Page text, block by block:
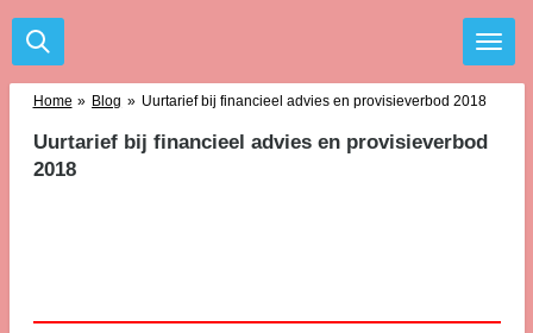
Ga
direct
Home » Blog » Uurtarief bij financieel advies en provisieverbod 2018
Uurtarief bij financieel advies en provisieverbod
2018